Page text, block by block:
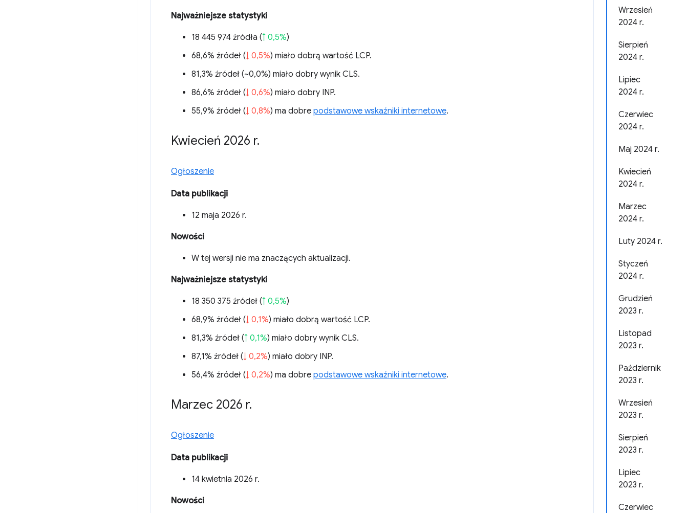
Wrzesień
2024 r.
Sierpień
2024 r.
Lipiec
2024 r.
Czerwiec
2024 r.
Maj 2024 r.
Kwiecień
2024 r.
Marzec
2024 r.
Luty 2024 r.
Styczeń
2024 r.
Grudzień
2023 r.
Listopad
2023 r.
Październik
2023 r.
Wrzesień
2023 r.
Sierpień
2023 r.
Lipiec
2023 r.
Czerwiec
Najważniejsze statystyki
18 445 974 źródła (↑ 0,5%)
68,6% źródeł (↓ 0,5%) miało dobrą wartość LCP.
81,3% źródeł (~0,0%) miało dobry wynik CLS.
86,6% źródeł (↓ 0,6%) miało dobry INP.
55,9% źródeł (↓ 0,8%) ma dobre podstawowe wskaźniki internetowe.
Kwiecień 2026 r.
Ogłoszenie
Data publikacji
12 maja 2026 r.
Nowości
W tej wersji nie ma znaczących aktualizacji.
Najważniejsze statystyki
18 350 375 źródeł (↑ 0,5%)
68,9% źródeł (↓ 0,1%) miało dobrą wartość LCP.
81,3% źródeł (↑ 0,1%) miało dobry wynik CLS.
87,1% źródeł (↓ 0,2%) miało dobry INP.
56,4% źródeł (↓ 0,2%) ma dobre podstawowe wskaźniki internetowe.
Marzec 2026 r.
Ogłoszenie
Data publikacji
14 kwietnia 2026 r.
Nowości